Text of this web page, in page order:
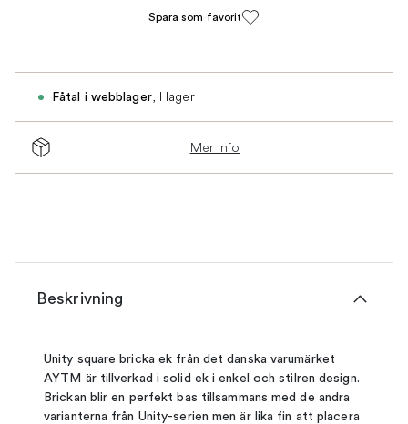
Spara som favorit
Fåtal i webblager, I lager
Mer info
Beskrivning
Unity square bricka ek från det danska varumärket
AYTM är tillverkad i solid ek i enkel och stilren design.
Brickan blir en perfekt bas tillsammans med de andra
varianterna från Unity-serien men är lika fin att placera